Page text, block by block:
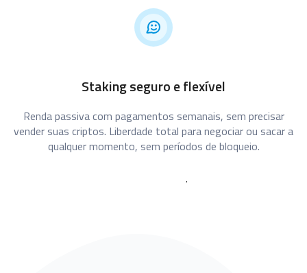
Staking seguro e flexível
Renda passiva com pagamentos semanais, sem precisar
vender suas criptos. Liberdade total para negociar ou sacar a
qualquer momento, sem períodos de bloqueio.